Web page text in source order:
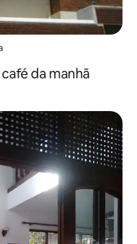
da manhã
dos hóspedes